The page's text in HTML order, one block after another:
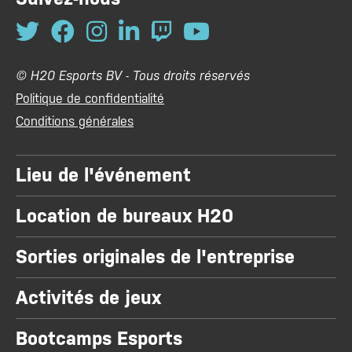
© H20 Esports BV - Tous droits réservés
Politique de confidentialité
Conditions générales
Lieu de l'événement
Location de bureaux H20
Sorties originales de l'entreprise
Activités de jeux
Bootcamps Esports